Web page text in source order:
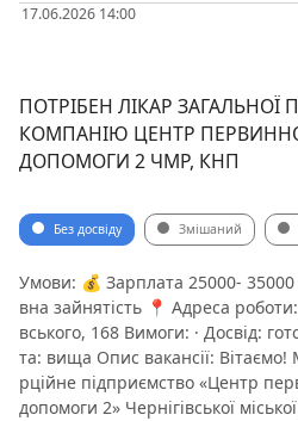
17.06.2026 14:00
ПОТРІБЕН ЛІКАР ЗАГАЛЬНОЇ
КОМПАНІЮ ЦЕНТР
ДОПОМОГИ 2 ЧМР, КНП
Без досвіду Змішаний
Умови: 💰 Зарплата 25000-
вна зайнятість 📍 Адреса
вського, 168 Вимоги: · Досвід:
та: вища Опис вакансії:
рційне підприємство «Центр
допомоги 2» Чернігівської